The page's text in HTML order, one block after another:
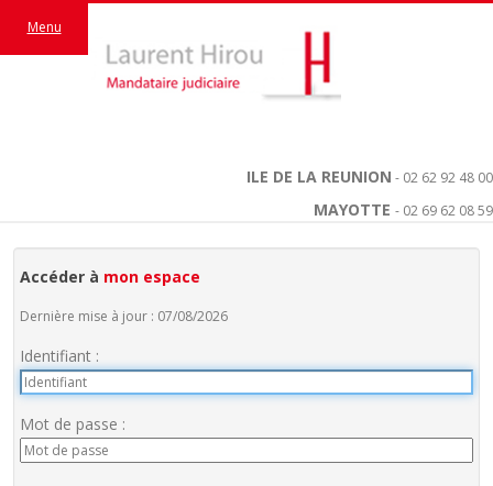
ILE DE LA REUNION - 02 62 92 48 00
MAYOTTE - 02 69 62 08 59
Menu
Accéder à mon espace
Dernière mise à jour : 07/08/2026
Identifiant :
Mot de passe :